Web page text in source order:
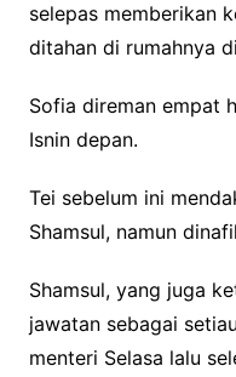
selepas memberikan
ditahan di rumahnya
Sofia direman empat
Isnin depan.
Tei sebelum ini
Shamsul, namun
Shamsul, yang juga
jawatan sebagai
menteri Selasa lalu